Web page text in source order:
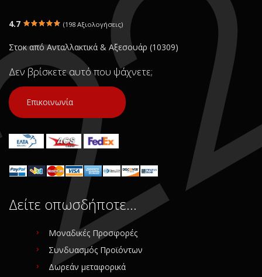
4.7 (198 Αξιολογήσεις)
Στοκ από Ανταλλακτικά & Αξεσουάρ (10309)
Δεν βρίσκετε αυτό που ψάχνετε;
Επικοινωνία
Δείτε οπωσδήποτε…
Μοναδικές Προσφορές
Συνδυασμός Προϊόντων
Δωρεάν μεταφορικά